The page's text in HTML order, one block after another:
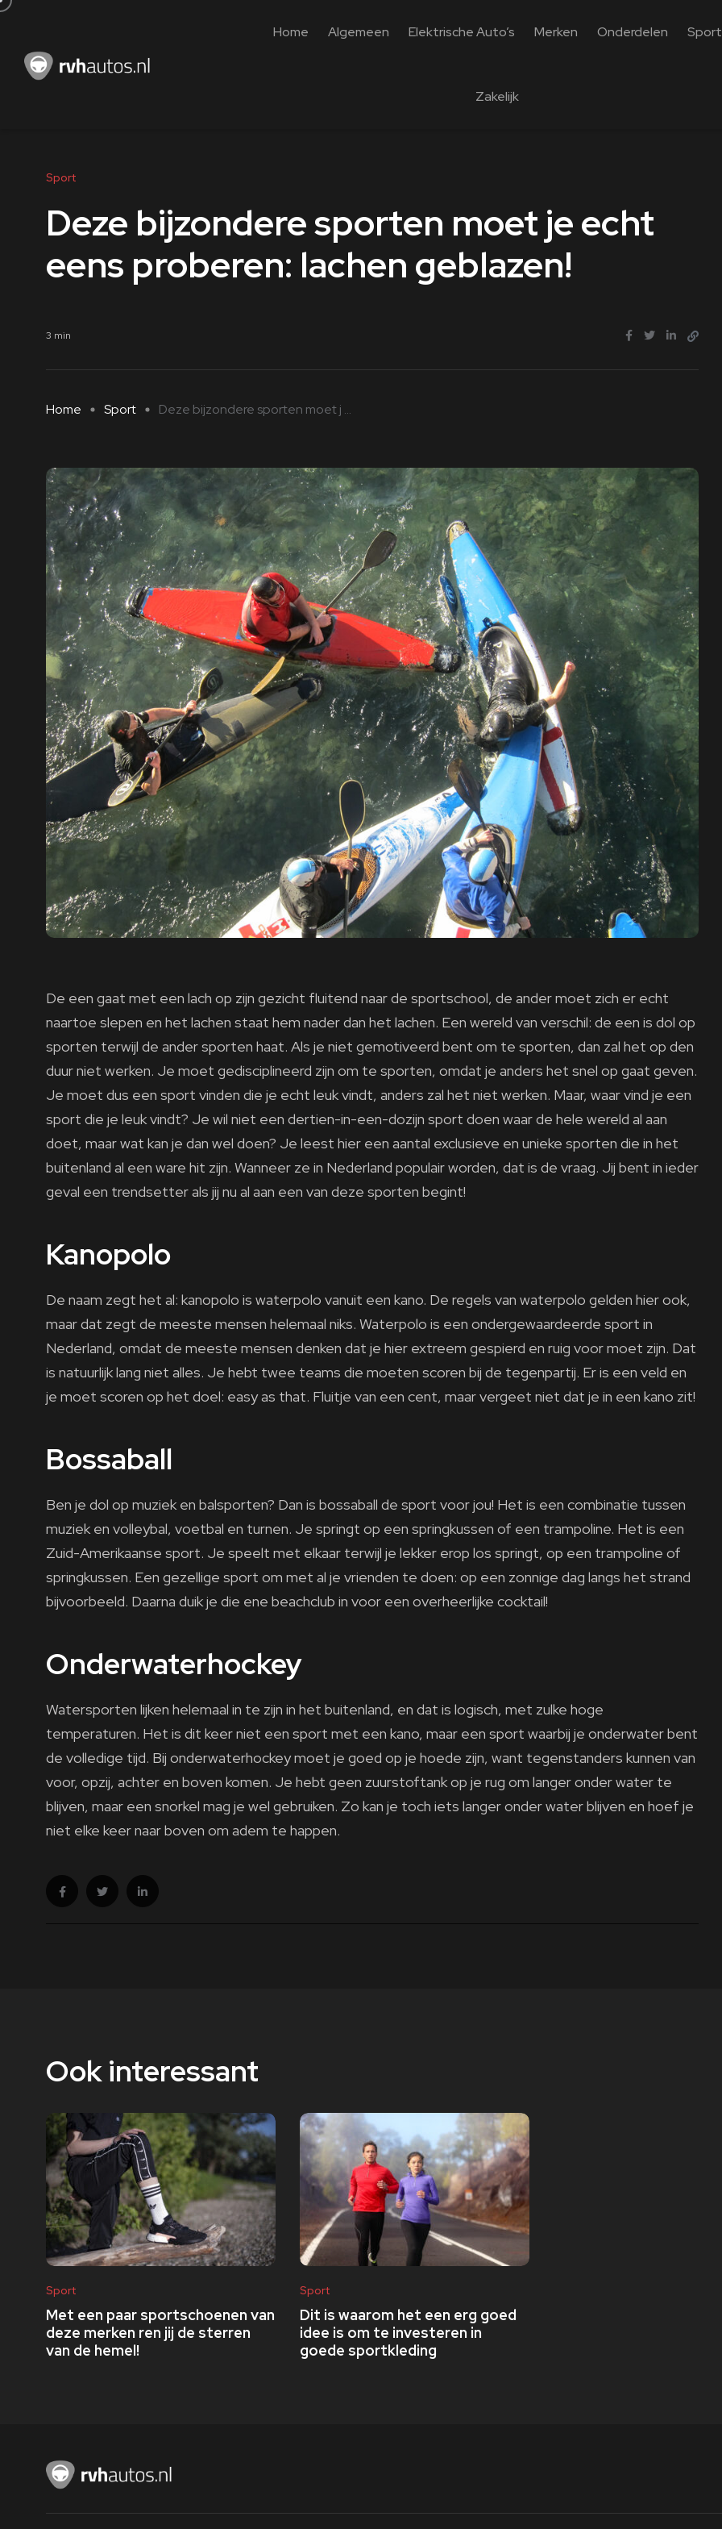
Home Algemeen Elektrische Auto’s Merken Onderdelen Sport
Zakelijk
Sport
Deze bijzondere sporten moet je echt
eens proberen: lachen geblazen!
3 min
Home Sport Deze bijzondere sporten moet j ...
De een gaat met een lach op zijn gezicht fluitend naar de sportschool, de ander moet zich er echt
naartoe slepen en het lachen staat hem nader dan het lachen. Een wereld van verschil: de een is dol op
sporten terwijl de ander sporten haat. Als je niet gemotiveerd bent om te sporten, dan zal het op den
duur niet werken. Je moet gedisciplineerd zijn om te sporten, omdat je anders het snel op gaat geven.
Je moet dus een sport vinden die je echt leuk vindt, anders zal het niet werken. Maar, waar vind je een
sport die je leuk vindt? Je wil niet een dertien-in-een-dozijn sport doen waar de hele wereld al aan
doet, maar wat kan je dan wel doen? Je leest hier een aantal exclusieve en unieke sporten die in het
buitenland al een ware hit zijn. Wanneer ze in Nederland populair worden, dat is de vraag. Jij bent in ieder
geval een trendsetter als jij nu al aan een van deze sporten begint!
Kanopolo
De naam zegt het al: kanopolo is waterpolo vanuit een kano. De regels van waterpolo gelden hier ook,
maar dat zegt de meeste mensen helemaal niks. Waterpolo is een ondergewaardeerde sport in
Nederland, omdat de meeste mensen denken dat je hier extreem gespierd en ruig voor moet zijn. Dat
is natuurlijk lang niet alles. Je hebt twee teams die moeten scoren bij de tegenpartij. Er is een veld en
je moet scoren op het doel: easy as that. Fluitje van een cent, maar vergeet niet dat je in een kano zit!
Bossaball
Ben je dol op muziek en balsporten? Dan is bossaball de sport voor jou! Het is een combinatie tussen
muziek en volleybal, voetbal en turnen. Je springt op een springkussen of een trampoline. Het is een
Zuid-Amerikaanse sport. Je speelt met elkaar terwijl je lekker erop los springt, op een trampoline of
springkussen. Een gezellige sport om met al je vrienden te doen: op een zonnige dag langs het strand
bijvoorbeeld. Daarna duik je die ene beachclub in voor een overheerlijke cocktail!
Onderwaterhockey
Watersporten lijken helemaal in te zijn in het buitenland, en dat is logisch, met zulke hoge
temperaturen. Het is dit keer niet een sport met een kano, maar een sport waarbij je onderwater bent
de volledige tijd. Bij onderwaterhockey moet je goed op je hoede zijn, want tegenstanders kunnen van
voor, opzij, achter en boven komen. Je hebt geen zuurstoftank op je rug om langer onder water te
blijven, maar een snorkel mag je wel gebruiken. Zo kan je toch iets langer onder water blijven en hoef je
niet elke keer naar boven om adem te happen.
Ook interessant
Sport
Met een paar sportschoenen van
deze merken ren jij de sterren
van de hemel!
Sport
Dit is waarom het een erg goed
idee is om te investeren in
goede sportkleding